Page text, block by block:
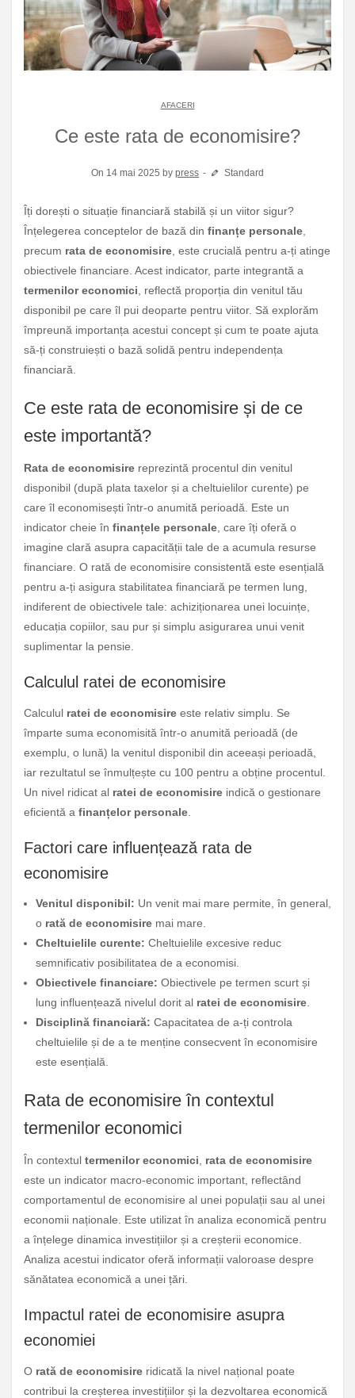
AFACERI
Ce este rata de economisire?
On 14 mai 2025 bypress Standard
Îți dorești o situație financiară stabilă și un viitor sigur?
Înțelegerea conceptelor de bază din finanțe personale
precum rata de economisire , este crucială pentru a-ți atinge
obiectivele financiare. Acest indicator, parte integrantă a
termenilor economici , reflectă proporția din venitul tău
disponibil pe care îl pui deoparte pentru viitor. Să explorăm
împreună importanța acestui concept și cum te poate ajuta
să-ți construiești o bază solidă pentru independența
financiară.
Ce este rata de economisire și de ce
este importantă?
Rata de economisire reprezintă procentul din venitul
disponibil (după plata taxelor și a cheltuielilor curente) pe
care îl economisești într-o anumită perioadă. Este un
indicator cheie în finanțele personale , care îți oferă o
imagine clară asupra capacității tale de a acumula resurse
financiare. O rată de economisire consistentă este esențială
pentru a-ți asigura stabilitatea financiară pe termen lung,
indiferent de obiectivele tale: achiziționarea unei locuințe,
educația copiilor, sau pur și simplu asigurarea unui venit
suplimentar la pensie.
Calculul ratei de economisire
Calculul ratei de economisire este relativ simplu. Se
împarte suma economisită într-o anumită perioadă (de
exemplu, o lună) la venitul disponibil din aceeași perioadă,
iar rezultatul se înmulțește cu 100 pentru a obține procentul.
Un nivel ridicat al ratei de economisire indică o gestionare
eficientă a finanțelor personale
Factori care influențează rata de
economisire
Venitul disponibil: Un venit mai mare permite, în general,
o rată de economisire mai mare.
Cheltuielile curente: Cheltuielile excesive reduc
semnificativ posibilitatea de a economisi.
Obiectivele financiare: Obiectivele pe termen scurt și
lung influențează nivelul dorit al ratei de economisire
Disciplină financiară: Capacitatea de a-ți controla
cheltuielile și de a te menține consecvent în economisire
este esențială.
Rata de economisire în contextul
termenilor economici
În contextul termenilor economici
rata de economisire
este un indicator macro-economic important, reflectând
comportamentul de economisire al unei populații sau al unei
economii naționale. Este utilizat în analiza economică pentru
a înțelege dinamica investițiilor și a creșterii economice.
Analiza acestui indicator oferă informații valoroase despre
sănătatea economică a unei țări.
Impactul ratei de economisire asupra
economiei
O rată de economisire ridicată la nivel național poate
contribui la creșterea investițiilor și la dezvoltarea economică